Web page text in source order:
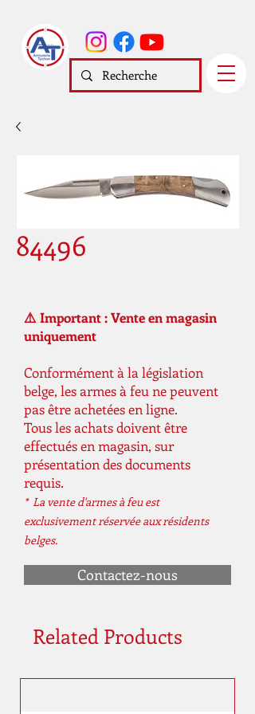
84496
⚠️ Important : Vente en magasin
uniquement
Conformément à la législation
belge, les armes à feu ne peuvent
pas être achetées en ligne.
Tous les achats doivent être
effectués en magasin, sur
présentation des documents
requis.
* La vente d'armes à feu est
exclusivement réservée aux résidents
belges.
Contactez-nous
Related Products